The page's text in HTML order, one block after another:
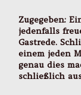
Zugegeben:
jedenfalls
Gastrede.
einem jeden
genau dies
schließlich